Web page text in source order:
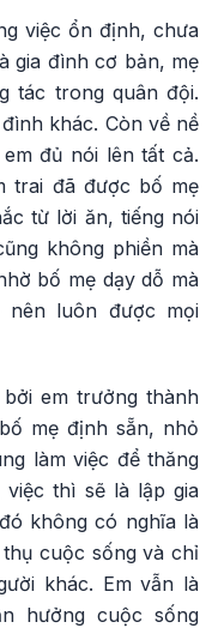
việc ổn định, chưa
gia đình cơ bản, mẹ
tác trong quân đội.
khác. Còn về nề
đủ nói lên tất cả.
trai đã được bố mẹ
từ lời ăn, tiếng nói
không phiền mà
bố mẹ dạy dỗ mà
luôn được mọi
em trưởng thành
mẹ định sẵn, nhỏ
làm việc để thăng
thì sẽ là lập gia
không có nghĩa là
cuộc sống và chỉ
khác. Em vẫn là
hưởng cuộc sống